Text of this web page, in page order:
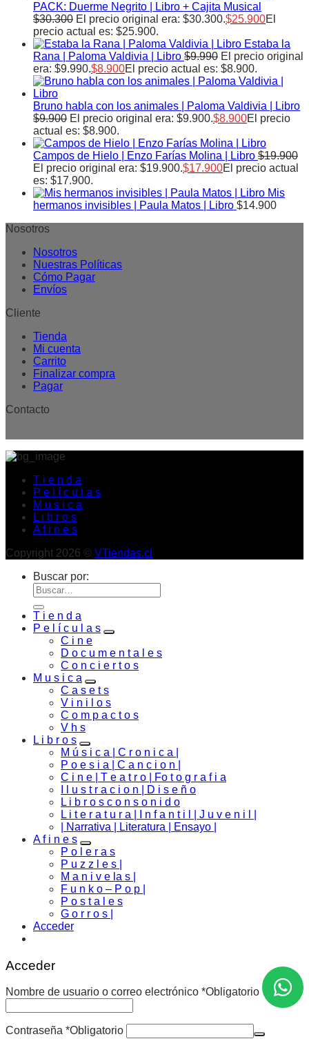
PACK: Duerme Negrito | Libro + Cajita Musical
$30.300 El precio original era: $30.300.$25.900El
precio actual es: $25.900.
Estaba la
Rana | Paloma Valdivia | Libro $9.990 El precio original
era: $9.990.$8.900El precio actual es: $8.900.
Bruno habla con los animales | Paloma Valdivia | Libro
$9.900 El precio original era: $9.900.$8.900El precio
actual es: $8.900.
Campos de Hielo | Enzo Farías Molina | Libro $19.900
El precio original era: $19.900.$17.900El precio actual
es: $17.900.
Mis
hermanos invisibles | Paula Matos | Libro $14.900
Nosotros
Nosotros
Nuestras Políticas
Cómo Pagar
Envíos
Cliente
Tienda
Mi cuenta
Carrito
Finalizar compra
Pagar
Contacto
T i e n d a
P e l í c u l a s
M u s i c a
L i b r o s
A f i n e s
Copyright 2026 © VTiendas.cl
Buscar por:
T i e n d a
P e l í c u l a s
C i n e
D o c u m e n t a l e s
C o n c i e r t o s
M u s i c a
C a s e t s
V i n i l o s
C o m p a c t o s
V h s
L i b r o s
M ú s i c a | C r o n i c a |
P o e s i a | C a n c i o n |
C i n e | T e a t r o | Fo t o g r a f i a
I l u s t r a c i o n | D i s e ñ o
L i b r o s c o n s o n i d o
L i t e r a t u r a | I n f a n t i l | J u v e n i l |
| Narrativa | Literatura | Ensayo |
A f i n e s
P o l e r a s
P u z z l e s |
M a n i v e la s |
F u n k o – P o p |
P o s t a l e s
G o r r o s |
Acceder
Acceder
Nombre de usuario o correo electrónico *Obligatorio
Contraseña *Obligatorio